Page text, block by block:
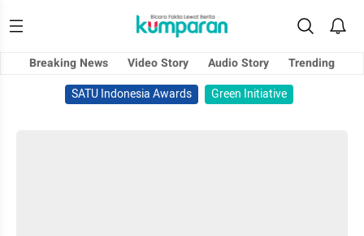
Breaking News Video Story Audio Story
Trending
SATU Indonesia Awards
Green Initiative